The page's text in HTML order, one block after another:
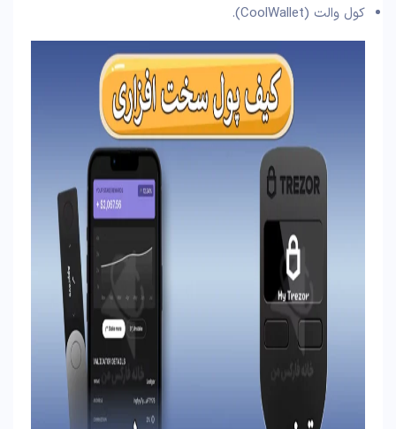
کول والت (CoolWallet).